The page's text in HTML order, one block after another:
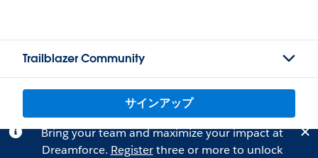
Trailblazer Community
サインアップ
Bring your team and maximize your impact at
Dreamforce. Registerthree or more to unlock